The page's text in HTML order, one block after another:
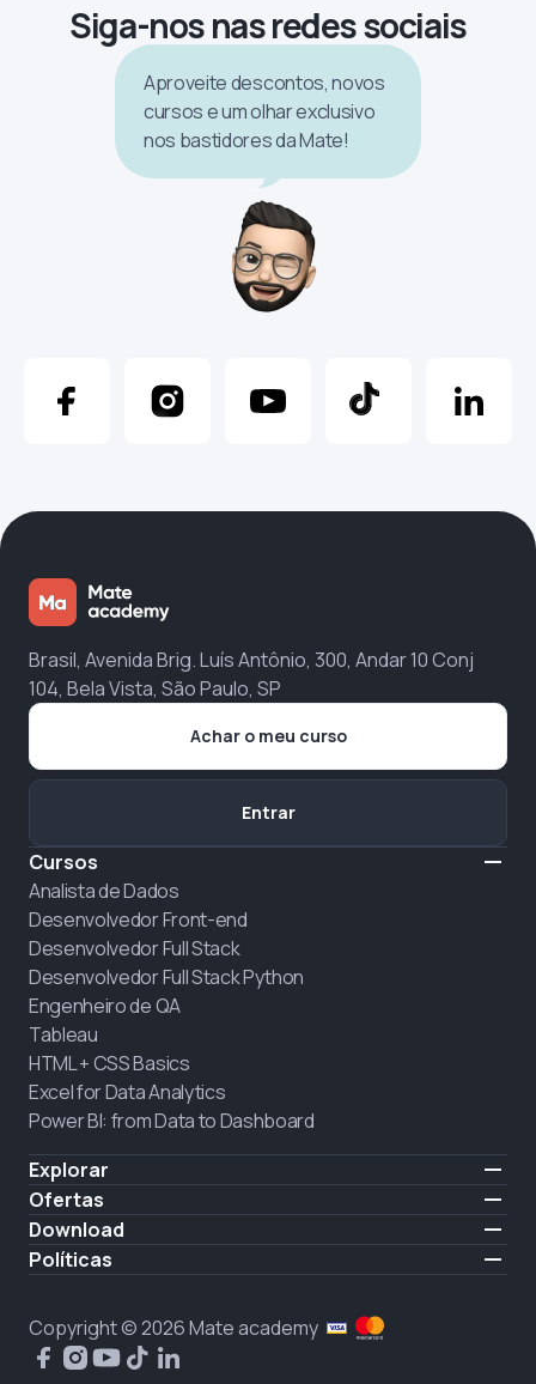
Siga-nos nas redes sociais
Aproveite descontos, novos
cursos e um olhar exclusivo
nos bastidores da Mate!
Brasil, Avenida Brig. Luís Antônio, 300, Andar 10 Conj
104, Bela Vista, São Paulo, SP
Cursos
Analista de Dados
Desenvolvedor Front-end
Desenvolvedor Full Stack
Desenvolvedor Full Stack Python
Engenheiro de QA
Tableau
HTML + CSS Basics
Excel for Data Analytics
Power BI: from Data to Dashboard
Explorar
Preço
Sobre nós
Carreiras
Ofertas
Contratar alunos
Download
iOS
Políticas
Politica de privacidade
Política de cookies
Contrato de Prestação de Serviço
Achar o meu curso
Entrar
Copyright © 2026 Mate academy